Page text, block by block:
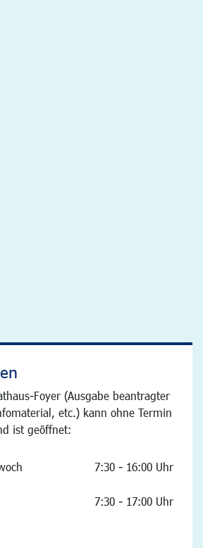
Foyer (Ausgabe beantragter
etc.) kann ohne Termin
ist geöffnet:
7:30 - 16:00 Uhr
7:30 - 17:00 Uhr